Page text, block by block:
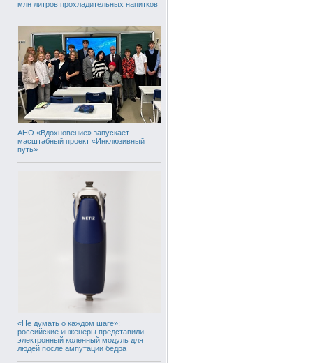
млн литров прохладительных напитков
АНО «Вдохновение» запускает
масштабный проект «Инклюзивный
путь»
«Не думать о каждом шаге»:
российские инженеры представили
электронный коленный модуль для
людей после ампутации бедра